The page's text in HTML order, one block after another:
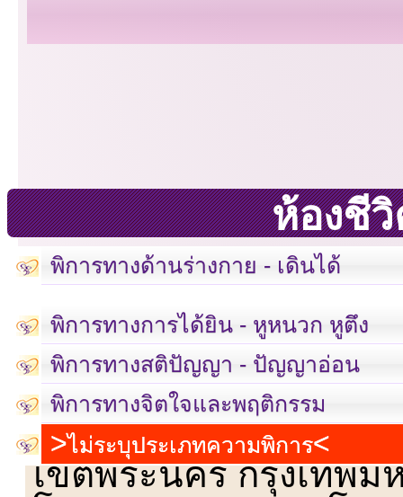
ห้องชี
พิการทางด้านร่างกาย - เดินได้
พิการทางการได้ยิน - หูหนวก หูตึง
พิการทางสติปัญญา - ปัญญาอ่อน
พิการทางจิตใจและพฤติกรรม
ไม่ระบุประเภทความพิการ
เลขที่ 23 ชั้น 2 ถนนวิ
เขตพระนคร กรุงเทพม